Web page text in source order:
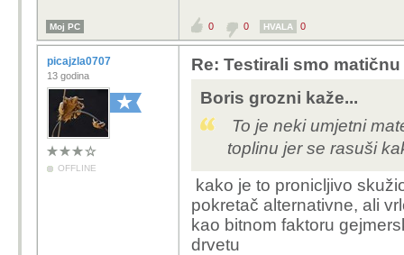
Moj PC 0 0 HVALA 0
picajzla0707
13 godina
OFFLINE
Re: Testirali smo
Boris grozni kaže...
To je neki umjetni
toplinu jer se rasuši
kako je to pronicljivo
pokretač alternativne, ali
kao bitnom faktoru
drvetu